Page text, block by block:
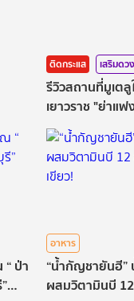
ติดกระแส เสริมดวง
รีวิวสถานที่มูเต
เยาวราช "ย่าแ
ป่า
อาหาร
“น้ำกัญชายันฮี
ผสมวิตามินบี